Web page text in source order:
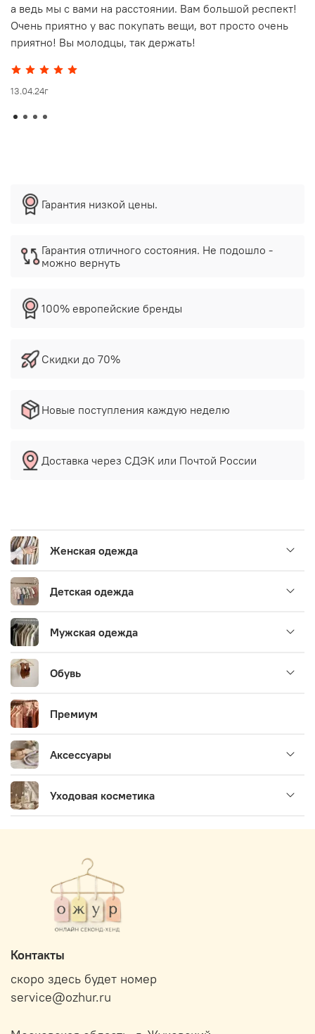
а ведь мы с вами на расстоянии. Вам большой респект!
Очень приятно у вас покупать вещи, вот просто очень
приятно! Вы молодцы, так держать!
13.04.24г
Гарантия низкой цены.
Гарантия отличного состояния. Не подошло -
можно вернуть
100% европейские бренды
Скидки до 70%
Новые поступления каждую неделю
Доставка через СДЭК или Почтой России
Женская одежда
Детская одежда
Мужская одежда
Обувь
Премиум
Аксессуары
Уходовая косметика
Контакты
скоро здесь будет номер
service@ozhur.ru